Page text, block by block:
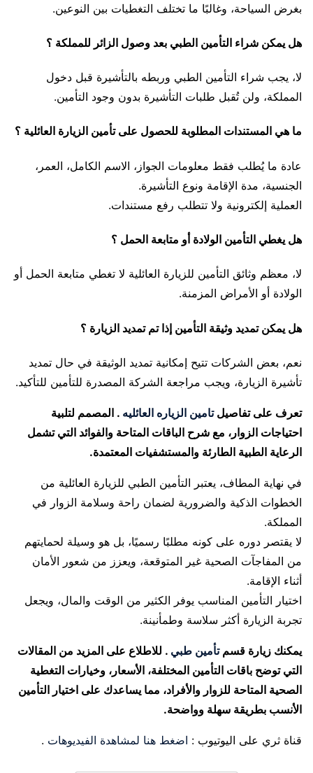
بغرض السياحة، وغالبًا ما تختلف التغطيات بين النوعين.
هل يمكن شراء التأمين الطبي بعد وصول الزائر للمملكة ؟
لا، يجب شراء التأمين الطبي وربطه بالتأشيرة قبل دخول
المملكة، ولن تُقبل طلبات التأشيرة بدون وجود التأمين.
ما هي المستندات المطلوبة للحصول على تأمين الزيارة العائلية ؟
عادة ما يُطلب فقط معلومات الجواز، الاسم الكامل، العمر،
الجنسية، مدة الإقامة ونوع التأشيرة.
العملية إلكترونية ولا تتطلب رفع مستندات.
هل يغطي التأمين الولادة أو متابعة الحمل ؟
لا، معظم وثائق التأمين للزيارة العائلية لا تغطي متابعة الحمل أو
الولادة أو الأمراض المزمنة.
هل يمكن تمديد وثيقة التأمين إذا تم تمديد الزيارة ؟
نعم، بعض الشركات تتيح إمكانية تمديد الوثيقة في حال تمديد
تأشيرة الزيارة، ويجب مراجعة الشركة المصدرة للتأمين للتأكيد.
تعرف على تفاصيلتامين الزياره العائليه . المصمم لتلبية
احتياجات الزوار، مع شرح الباقات المتاحة والفوائد التي تشمل
الرعاية الطبية الطارئة والمستشفيات المعتمدة.
في نهاية المطاف، يعتبر التأمين الطبي للزيارة العائلية من
الخطوات الذكية والضرورية لضمان راحة وسلامة الزوار في
المملكة.
لا يقتصر دوره على كونه مطلبًا رسميًا، بل هو وسيلة لحمايتهم
من المفاجآت الصحية غير المتوقعة، ويعزز من شعور الأمان
أثناء الإقامة.
اختيار التأمين المناسب يوفر الكثير من الوقت والمال، ويجعل
تجربة الزيارة أكثر سلاسة وطمأنينة.
يمكنك زيارة قسمتأمين طبي . للاطلاع على المزيد من المقالات
التي توضح باقات التأمين المختلفة، الأسعار، وخيارات التغطية
الصحية المتاحة للزوار والأفراد، مما يساعدك على اختيار التأمين
الأنسب بطريقة سهلة وواضحة.
قناة ثري على اليوتيوب : اضغط هنا لمشاهدة الفيديوهات .